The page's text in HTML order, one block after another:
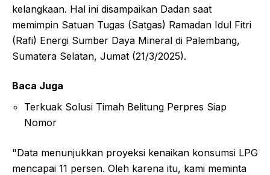
kelangkaan. Hal ini disampaikan Dadan saat
memimpin Satuan Tugas (Satgas) Ramadan Idul Fitri
(Rafi) Energi Sumber Daya Mineral di Palembang,
Sumatera Selatan, Jumat (21/3/2025).
Baca Juga
Terkuak Solusi Timah Belitung Perpres Siap
Nomor
"Data menunjukkan proyeksi kenaikan konsumsi LPG
mencapai 11 persen. Oleh karena itu, kami meminta